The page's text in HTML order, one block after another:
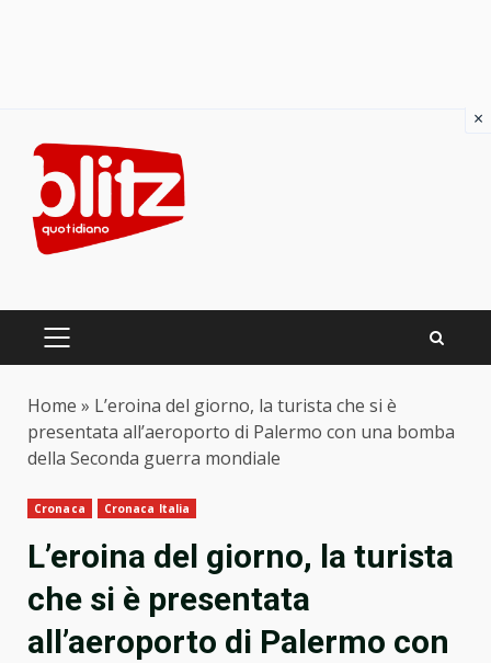
content
PRIMARY
Home » L’eroina del giorno, la turista che si è
presentata all’aeroporto di Palermo con una bomba
della Seconda guerra mondiale
Cronaca Cronaca Italia
L’eroina del giorno, la turista
che si è presentata
all’aeroporto di Palermo con
×